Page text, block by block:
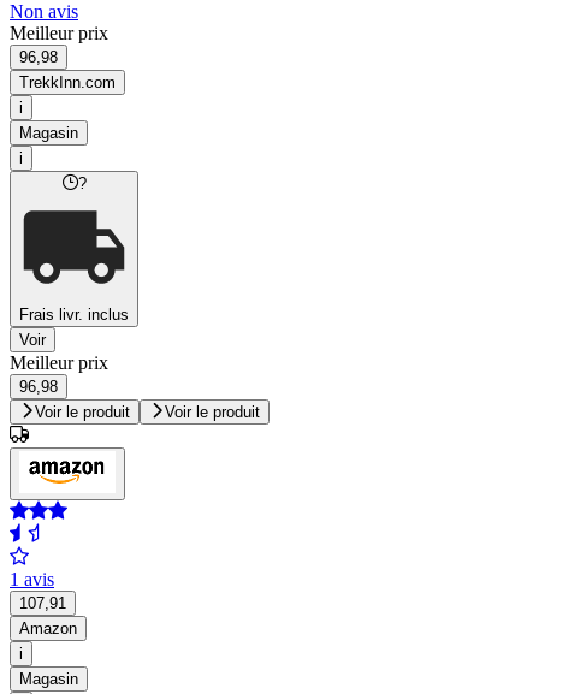
Non avis
Meilleur prix
96,98
TrekkInn.com
i
Magasin
i
?
Frais livr. inclus
Voir
Meilleur prix
96,98
Voir le produit
Voir le produit
1 avis
107,91
Amazon
i
Magasin